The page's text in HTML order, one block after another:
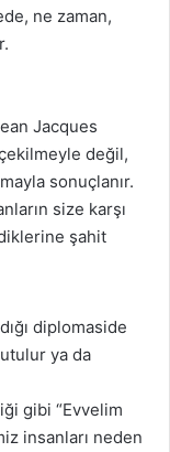
ne zaman,
Jacques
değil,
sonuçlanır.
size karşı
şahit
diplomaside
ya da
gibi “Evvelim
insanları neden